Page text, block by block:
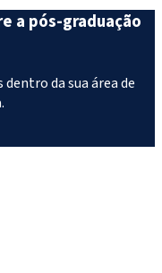
a pós-graduação
da sua área de